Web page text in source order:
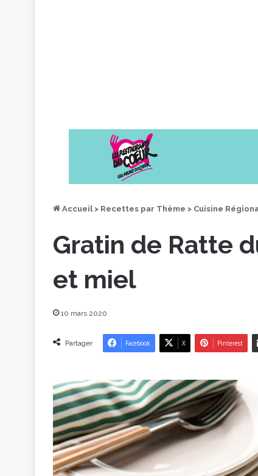
Accueil > Recettes par Thème > Cuisine
Gratin de Ratte
et miel
10 mars 2020
Partager Facebook X Pinterest